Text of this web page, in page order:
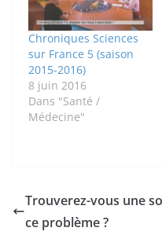
Chroniques Sciences
sur France 5 (saison
2015-2016)
8 juin 2016
Dans "Santé /
Médecine"
Trouverez-vous une
ce problème ?